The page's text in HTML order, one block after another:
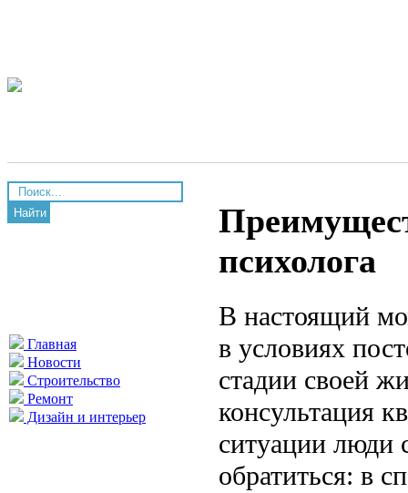
Найти
Главная
Новости
Строительство
Ремонт
Дизайн и интерьер
психолога
В настоящий
в условиях
стадии своей
консультация
ситуации люди
обратиться: в